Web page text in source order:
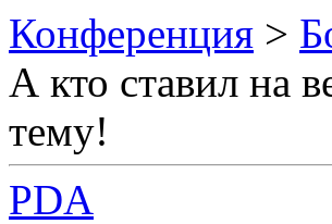
Конференция >
А кто ставил на
тему!
PDA